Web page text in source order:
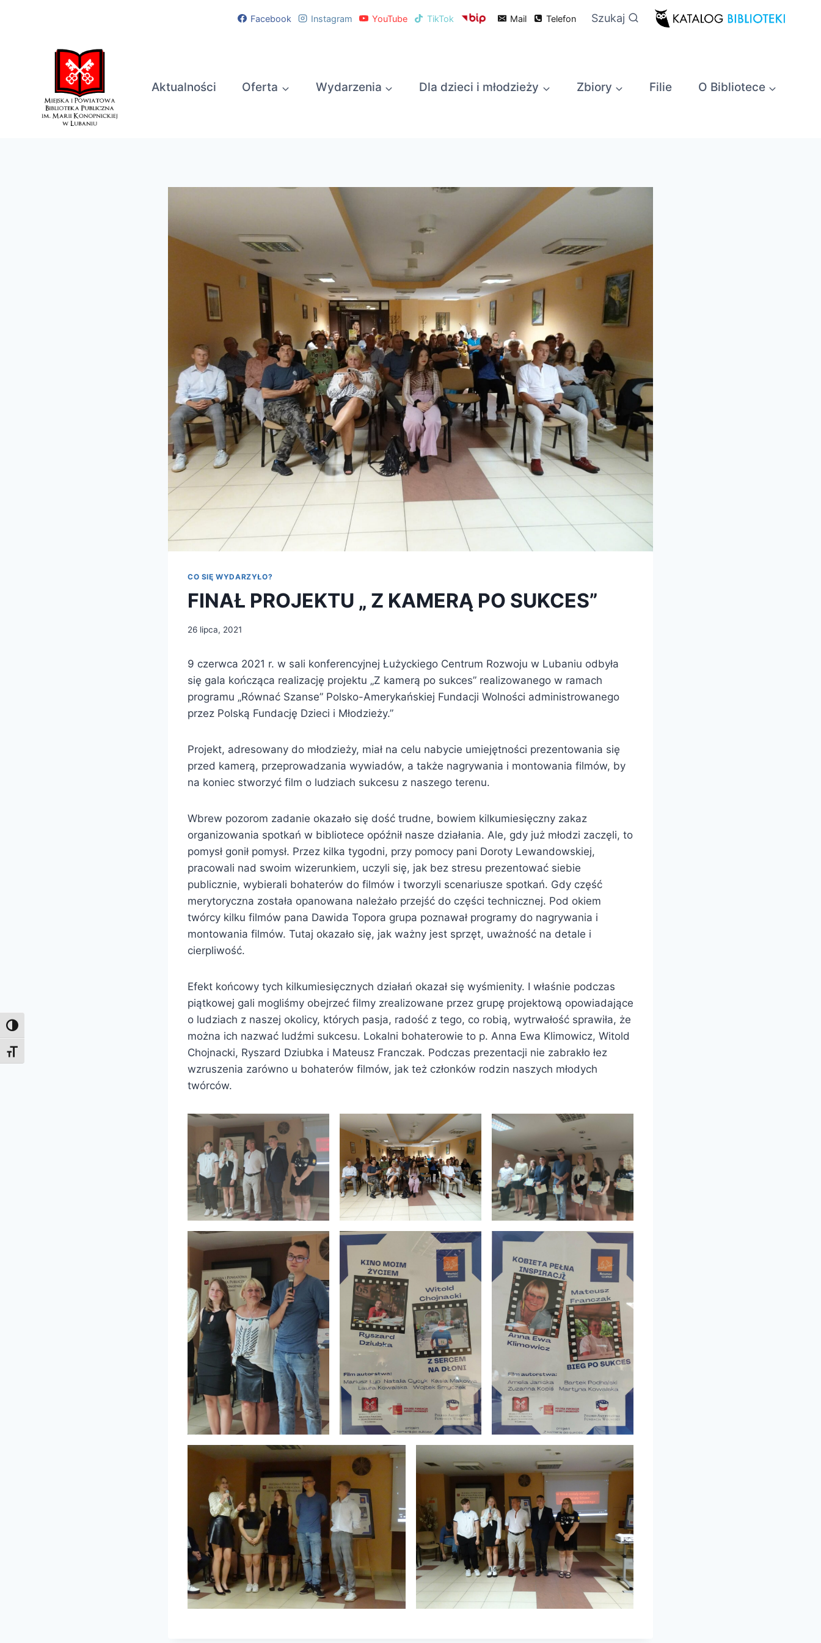
Toggle High Contrast
Toggle Font size
Facebook Instagram YouTube TikTok Mail Telefon Szukaj
Aktualności Oferta Wydarzenia Dla dzieci i młodzieży Zbiory Filie O Bibliotece
CO SIĘ WYDARZYŁO?
FINAŁ PROJEKTU „ Z KAMERĄ PO SUKCES”
26 lipca, 2021
9 czerwca 2021 r. w sali konferencyjnej Łużyckiego Centrum Rozwoju w Lubaniu odbyła
się gala kończąca realizację projektu „Z kamerą po sukces” realizowanego w ramach
programu „Równać Szanse” Polsko-Amerykańskiej Fundacji Wolności administrowanego
przez Polską Fundację Dzieci i Młodzieży.”
Projekt, adresowany do młodzieży, miał na celu nabycie umiejętności prezentowania się
przed kamerą, przeprowadzania wywiadów, a także nagrywania i montowania filmów, by
na koniec stworzyć film o ludziach sukcesu z naszego terenu.
Wbrew pozorom zadanie okazało się dość trudne, bowiem kilkumiesięczny zakaz
organizowania spotkań w bibliotece opóźnił nasze działania. Ale, gdy już młodzi zaczęli, to
pomysł gonił pomysł. Przez kilka tygodni, przy pomocy pani Doroty Lewandowskiej,
pracowali nad swoim wizerunkiem, uczyli się, jak bez stresu prezentować siebie
publicznie, wybierali bohaterów do filmów i tworzyli scenariusze spotkań. Gdy część
merytoryczna została opanowana należało przejść do części technicznej. Pod okiem
twórcy kilku filmów pana Dawida Topora grupa poznawał programy do nagrywania i
montowania filmów. Tutaj okazało się, jak ważny jest sprzęt, uważność na detale i
cierpliwość.
Efekt końcowy tych kilkumiesięcznych działań okazał się wyśmienity. I właśnie podczas
piątkowej gali mogliśmy obejrzeć filmy zrealizowane przez grupę projektową opowiadające
o ludziach z naszej okolicy, których pasja, radość z tego, co robią, wytrwałość sprawiła, że
można ich nazwać ludźmi sukcesu. Lokalni bohaterowie to p. Anna Ewa Klimowicz, Witold
Chojnacki, Ryszard Dziubka i Mateusz Franczak. Podczas prezentacji nie zabrakło łez
wzruszenia zarówno u bohaterów filmów, jak też członków rodzin naszych młodych
twórców.